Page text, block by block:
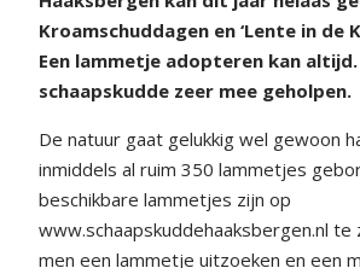
Kroamschuddagen en ‘Lente in de
Een lammetje adopteren kan altijd.
schaapskudde zeer mee geholpen.
De natuur gaat gelukkig wel gewoon
inmiddels al ruim 350 lammetjes
beschikbare lammetjes zijn op
www.schaapskuddehaaksbergen.nl te
men een lammetje uitzoeken en een